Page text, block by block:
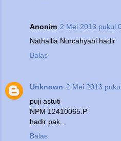
Anonim 2 Mei 2013 pukul
Nathallia Nurcahyani hadir
Balas
Unknown 2 Mei 2013
puji astuti
NPM 12410065.P
hadir pak..
Balas